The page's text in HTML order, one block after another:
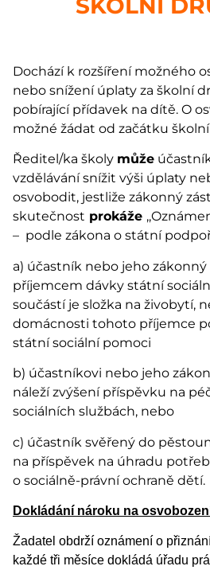
Dochází k rozšíření možného
nebo snížení úplaty za školní
pobírající přídavek na dítě. O
možné žádat od začátku
Ředitel/ka školy může
vzdělávání snížit výši úplaty
osvobodit, jestliže zákonný
skutečnost prokáže
– podle zákona o státní
a) účastník nebo jeho zákonný
příjemcem dávky státní
součástí je složka na živobytí,
domácnosti tohoto příjemce
státní sociální pomoci
b) účastníkovi nebo jeho
náleží zvýšení příspěvku na
sociálních službách, nebo
c) účastník svěřený do
na příspěvek na úhradu
o sociálně-právní ochraně dětí.
Dokládání nároku na
Žadatel obdrží oznámení o
každé tři měsíce dokládá úřadu